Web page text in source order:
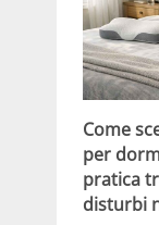
Come
per
pratica
disturbi